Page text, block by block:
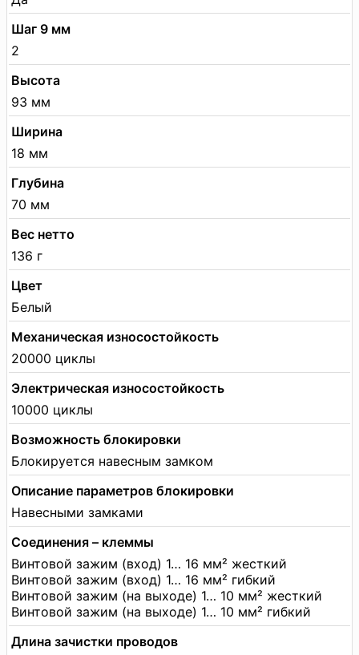
Шаг 9 мм
2
Высота
93 мм
Ширина
18 мм
Глубина
70 мм
Вес нетто
136 г
Цвет
Белый
Механическая износостойкость
20000 циклы
Электрическая износостойкость
10000 циклы
Возможность блокировки
Блокируется навесным замком
Описание параметров блокировки
Навесными замками
Соединения – клеммы
Винтовой зажим (вход) 1… 16 мм² жесткий
Винтовой зажим (вход) 1… 16 мм² гибкий
Винтовой зажим (на выходе) 1… 10 мм² жесткий
Винтовой зажим (на выходе) 1… 10 мм² гибкий
Длина зачистки проводов